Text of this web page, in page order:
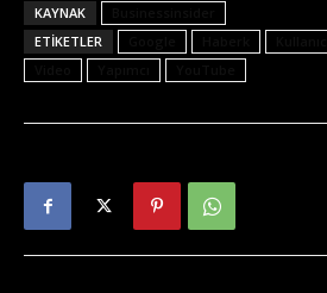
KAYNAK
ETIKETLER